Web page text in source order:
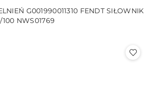
G001990011310 FENDT SIŁOWNIK
NWS01769